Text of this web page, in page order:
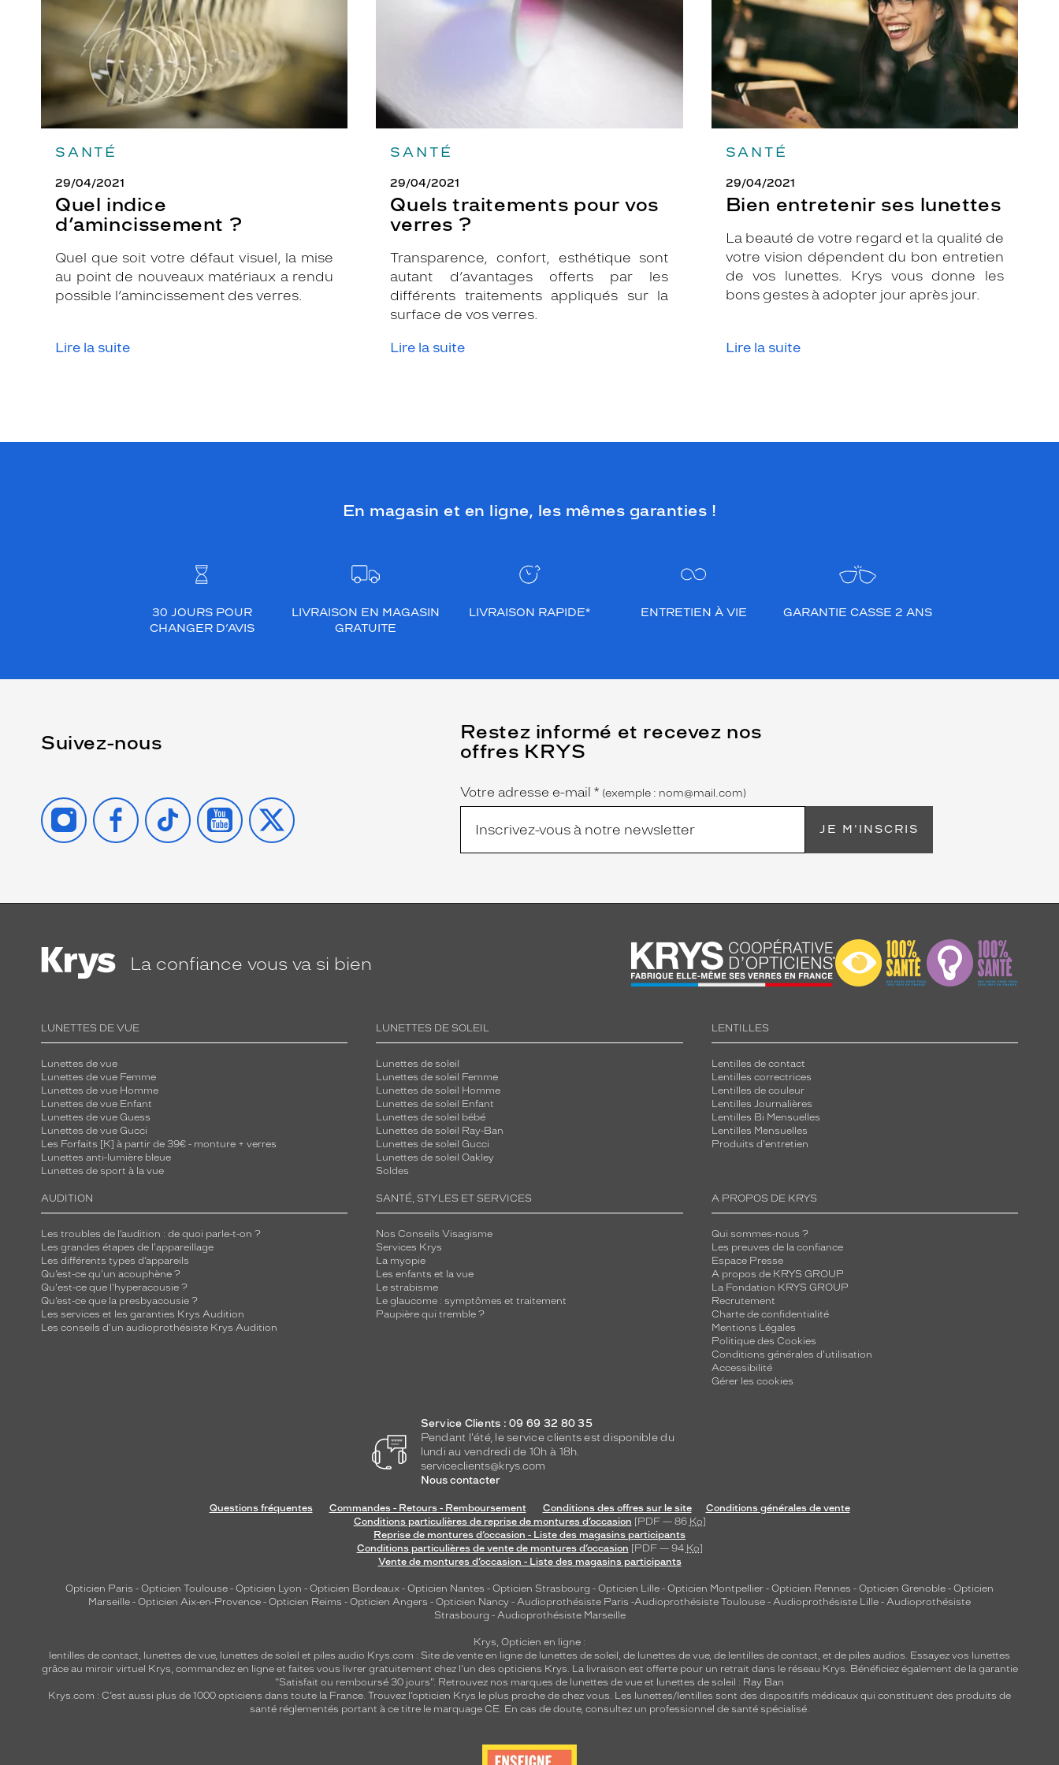
SANTÉ
29/04/2021
Quel indice
d’amincissement ?
Quel que soit votre défaut visuel, la mise
au point de nouveaux matériaux a rendu
possible l’amincissement des verres.
Lire la suite
SANTÉ
29/04/2021
Quels traitements pour vos
verres ?
Transparence, confort, esthétique sont
autant d’avantages offerts par les
différents traitements appliqués sur la
surface de vos verres.
Lire la suite
SANTÉ
29/04/2021
Bien entretenir ses lunettes
La beauté de votre regard et la qualité de
votre vision dépendent du bon entretien
de vos lunettes. Krys vous donne les
bons gestes à adopter jour après jour.
Lire la suite
En magasin et en ligne, les mêmes garanties !
30 JOURS POUR
CHANGER D’AVIS
LIVRAISON EN MAGASIN
GRATUITE
LIVRAISON RAPIDE* ENTRETIEN À VIE GARANTIE CASSE 2 ANS
Suivez-nous
INSTAGRAMFACEBOOK
TIKTOK YOUTUBE
X
Restez informé et recevez nos
offres KRYS
Name
Votre adresse e-mail *
(Ce
champ
est
obligatoire)
(exemple : nom@mail.com)
JE M'INSCRIS
La confiance vous va si bien
LUNETTES DE VUE
Lunettes de vue
Lunettes de vue Femme
Lunettes de vue Homme
Lunettes de vue Enfant
Lunettes de vue Guess
Lunettes de vue Gucci
Les Forfaits [K] à partir de 39€ - monture + verres
Lunettes anti-lumière bleue
Lunettes de sport à la vue
LUNETTES DE SOLEIL
Lunettes de soleil
Lunettes de soleil Femme
Lunettes de soleil Homme
Lunettes de soleil Enfant
Lunettes de soleil bébé
Lunettes de soleil Ray-Ban
Lunettes de soleil Gucci
Lunettes de soleil Oakley
Soldes
LENTILLES
Lentilles de contact
Lentilles correctrices
Lentilles de couleur
Lentilles Journalières
Lentilles Bi Mensuelles
Lentilles Mensuelles
Produits d'entretien
AUDITION
Les troubles de l’audition : de quoi parle-t-on ?
Les grandes étapes de l'appareillage
Les différents types d’appareils
Qu’est-ce qu'un acouphène ?
Qu'est-ce que l'hyperacousie ?
Qu’est-ce que la presbyacousie ?
Les services et les garanties Krys Audition
Les conseils d'un audioprothésiste Krys Audition
SANTÉ, STYLES ET SERVICES
Nos Conseils Visagisme
Services Krys
La myopie
Les enfants et la vue
Le strabisme
Le glaucome : symptômes et traitement
Paupière qui tremble ?
A PROPOS DE KRYS
Qui sommes-nous ?
Les preuves de la confiance
Espace Presse
A propos de KRYS GROUP
La Fondation KRYS GROUP
Recrutement
Charte de confidentialité
Mentions Légales
Politique des Cookies
Conditions générales d'utilisation
Accessibilité
Gérer les cookies
Service Clients : 09 69 32 80 35
Pendant l'été, le service clients est disponible du
lundi au vendredi de 10h à 18h.
serviceclients@krys.com
Nous contacter
Questions fréquentes Commandes - Retours - Remboursement Conditions des offres sur le site
Conditions générales de vente
Conditions particulières de reprise de montures d’occasion [PDF — 86 Ko]
Reprise de montures d’occasion - Liste des magasins participants
Conditions particulières de vente de montures d’occasion [PDF — 94 Ko]
Vente de montures d’occasion - Liste des magasins participants
Opticien Paris - Opticien Toulouse - Opticien Lyon - Opticien Bordeaux - Opticien Nantes - Opticien Strasbourg - Opticien Lille - Opticien Montpellier - Opticien Rennes - Opticien Grenoble - Opticien
Marseille - Opticien Aix-en-Provence - Opticien Reims - Opticien Angers - Opticien Nancy - Audioprothésiste Paris -Audioprothésiste Toulouse - Audioprothésiste Lille - Audioprothésiste
Strasbourg - Audioprothésiste Marseille
Krys, Opticien en ligne :
lentilles de contact, lunettes de vue, lunettes de soleil et piles audio Krys.com : Site de vente en ligne de lunettes de soleil, de lunettes de vue, de lentilles de contact, et de piles audios. Essayez vos lunettes
grâce au miroir virtuel Krys, commandez en ligne et faites vous livrer gratuitement chez l'un des opticiens Krys. La livraison est offerte pour un retrait dans le réseau Krys. Bénéficiez également de la garantie
"Satisfait ou remboursé 30 jours". Retrouvez nos marques de lunettes de vue et lunettes de soleil : Ray Ban
Krys.com : C’est aussi plus de 1000 opticiens dans toute la France. Trouvez l’opticien Krys le plus proche de chez vous. Les lunettes/lentilles sont des dispositifs médicaux qui constituent des produits de
santé réglementés portant à ce titre le marquage CE. En cas de doute, consultez un professionnel de santé spécialisé.